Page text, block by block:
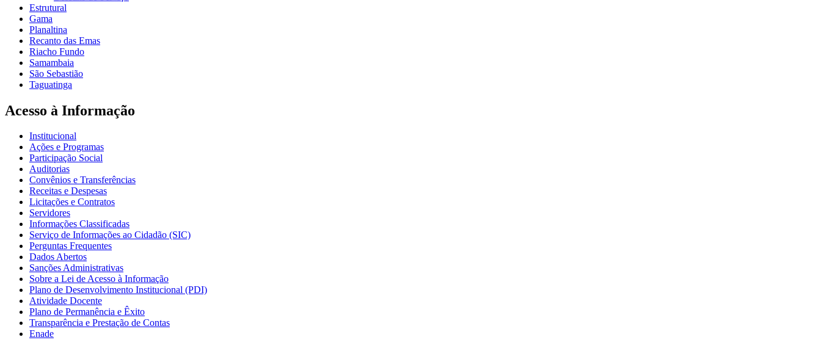
Estrutural
Gama
Planaltina
Recanto das Emas
Riacho Fundo
Samambaia
São Sebastião
Taguatinga
Acesso à Informação
Institucional
Ações e Programas
Participação Social
Auditorias
Convênios e Transferências
Receitas e Despesas
Licitações e Contratos
Servidores
Informações Classificadas
Serviço de Informações ao Cidadão (SIC)
Perguntas Frequentes
Dados Abertos
Sanções Administrativas
Sobre a Lei de Acesso à Informação
Plano de Desenvolvimento Institucional (PDI)
Atividade Docente
Plano de Permanência e Êxito
Transparência e Prestação de Contas
Enade